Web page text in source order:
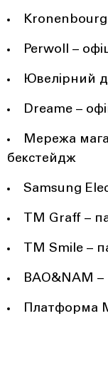
Kronenbourg
Perwoll –
Ювелірний
Dreame –
Мережа
бекстейдж
Samsung
ТМ Graff –
ТМ Smile –
BAO&NAM
Платформа